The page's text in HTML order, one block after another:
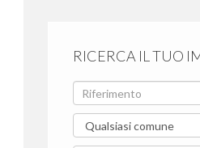
RICERCA IL TUO